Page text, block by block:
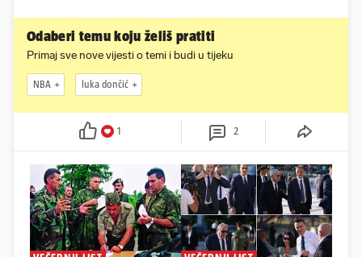
Odaberi temu koju želiš pratiti
Primaj sve nove vijesti o temi i budi u tijeku
NBA luka dončić
1 2